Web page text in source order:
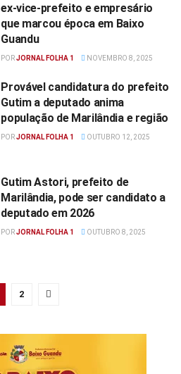
ex-vice-prefeito e empresário
que marcou época em Baixo
Guandu
PORJORNAL FOLHA 1 NOVEMBRO 8, 2025
Provável candidatura do prefeito
Gutim a deputado anima
população de Marilândia e região
PORJORNAL FOLHA 1 OUTUBRO 12, 2025
Gutim Astori, prefeito de
Marilândia, pode ser candidato a
deputado em 2026
PORJORNAL FOLHA 1 OUTUBRO 8, 2025
2